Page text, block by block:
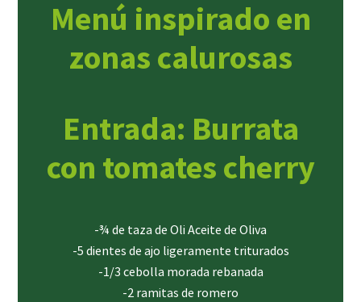
Menú inspirado en
zonas calurosas
Entrada: Burrata
con tomates cherry
-¾ de taza de Oli Aceite de Oliva
-5 dientes de ajo ligeramente triturados
-1/3 cebolla morada rebanada
-2 ramitas de romero